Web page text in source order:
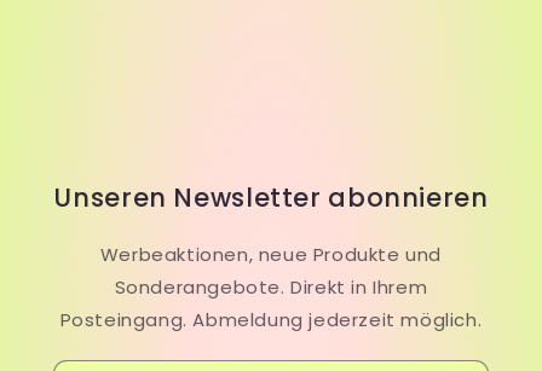
Unseren Newsletter abonnieren
Werbeaktionen, neue Produkte und
Sonderangebote. Direkt in Ihrem
Posteingang. Abmeldung jederzeit möglich.